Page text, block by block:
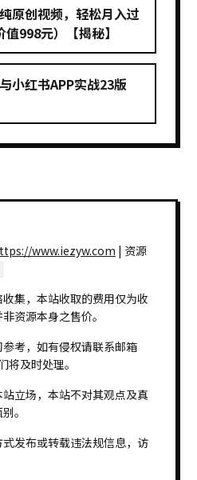
原创视频，轻松月入过
998元）【揭秘】
小红书APP实战23版
www.iezyw.com | 资源
集，本站收取的费用仅为收
资源本身之售价。
考，如有侵权请联系邮箱
将及时处理。
立场，本站不对其观点及真
。
发布或转载违法规信息，访